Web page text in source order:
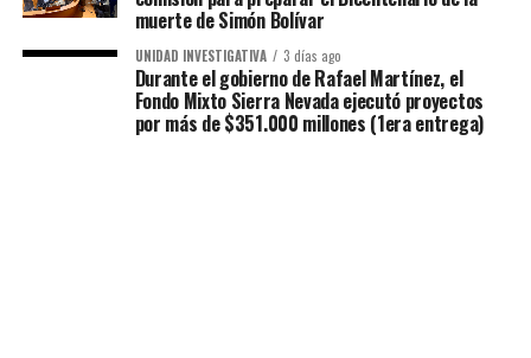
muerte de Simón Bolívar
UNIDAD INVESTIGATIVA 3 días ago
Durante el gobierno de Rafael Martínez, el
Fondo Mixto Sierra Nevada ejecutó proyectos
por más de $351.000 millones (1era entrega)